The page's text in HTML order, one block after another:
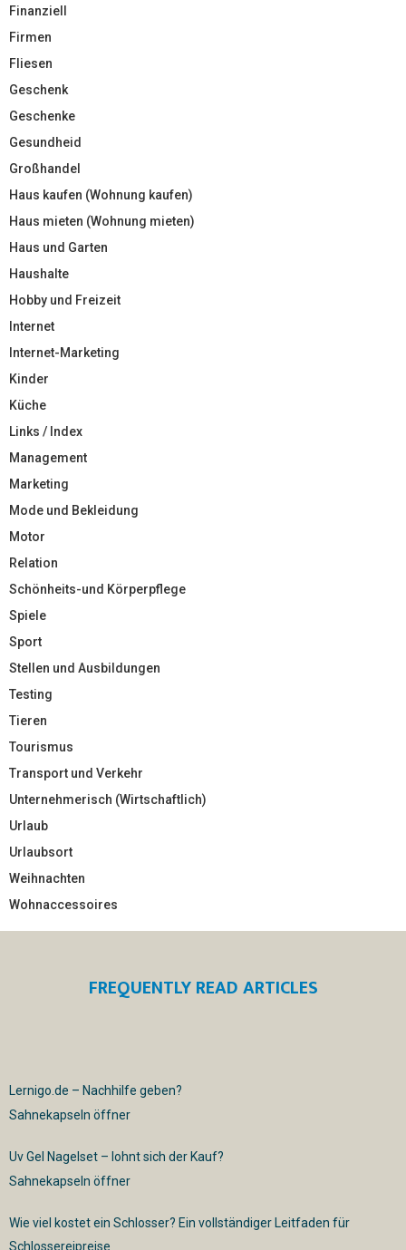
Finanziell
Firmen
Fliesen
Geschenk
Geschenke
Gesundheid
Großhandel
Haus kaufen (Wohnung kaufen)
Haus mieten (Wohnung mieten)
Haus und Garten
Haushalte
Hobby und Freizeit
Internet
Internet-Marketing
Kinder
Küche
Links / Index
Management
Marketing
Mode und Bekleidung
Motor
Relation
Schönheits-und Körperpflege
Spiele
Sport
Stellen und Ausbildungen
Testing
Tieren
Tourismus
Transport und Verkehr
Unternehmerisch (Wirtschaftlich)
Urlaub
Urlaubsort
Weihnachten
Wohnaccessoires
FREQUENTLY READ ARTICLES
Lernigo.de – Nachhilfe geben?
Sahnekapseln öffner
Uv Gel Nagelset – lohnt sich der Kauf?
Sahnekapseln öffner
Wie viel kostet ein Schlosser? Ein vollständiger Leitfaden für
Schlossereipreise